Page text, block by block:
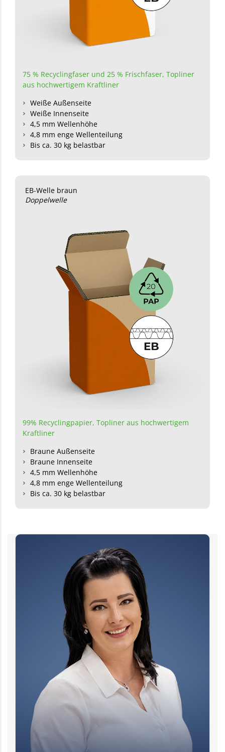
75 % Recyclingfaser und 25 % Frischfaser, Topliner
aus hochwertigem Kraftliner
Weiße Außenseite
Weiße Innenseite
4,5 mm Wellenhöhe
4,8 mm enge Wellenteilung
Bis ca. 30 kg belastbar
EB-Welle braun
Doppelwelle
99% Recyclingpapier, Topliner aus hochwertigem
Kraftliner
Braune Außenseite
Braune Innenseite
4,5 mm Wellenhöhe
4,8 mm enge Wellenteilung
Bis ca. 30 kg belastbar